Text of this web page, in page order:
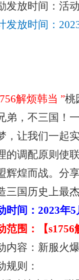
发放时间：活
发放时间：
解烦韩当”桃
弟，不三国！
，让我们一起
的调配原则使
辉煌而战。分
三国历史上最
时间：2023年
范围：【
内容：新服火
规则：